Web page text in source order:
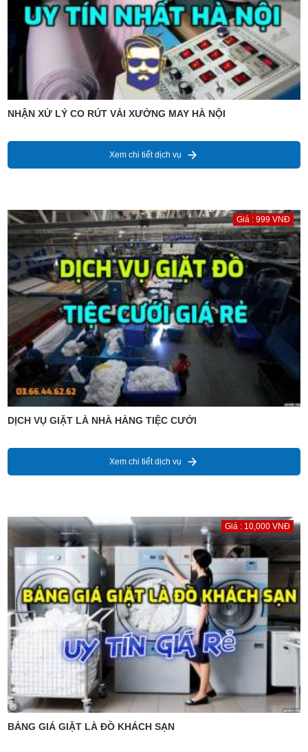
NHẬN XỬ LÝ CO RÚT VẢI XƯỞNG MAY HÀ NỘI
Xem chi tiết dịch vụ
Giá : 999 VNĐ
DỊCH VỤ GIẶT LÀ NHÀ HÀNG TIỆC CƯỚI
Xem chi tiết dịch vụ
Giá : 10,000 VNĐ
BẢNG GIÁ GIẶT LÀ ĐỒ KHÁCH SẠN